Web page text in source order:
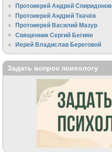
Протоиерей Андрей Спиридонов
Протоиерей Андрей Ткачёв
Протоиерей Василий Мазур
Священник Сергий Бегиян
Иерей Владислав Береговой
Задать вопрос психологу